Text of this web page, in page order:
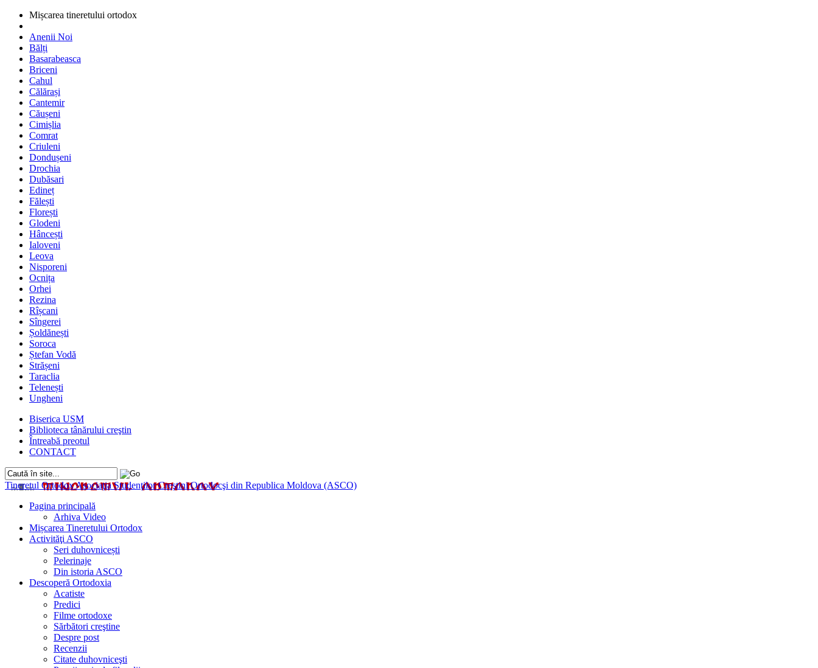
Mișcarea tineretului ortodox
Anenii Noi
Bălți
Basarabeasca
Briceni
Cahul
Călărași
Cantemir
Căușeni
Cimișlia
Comrat
Criuleni
Dondușeni
Drochia
Dubăsari
Edineț
Fălești
Florești
Glodeni
Hâncești
Ialoveni
Leova
Nisporeni
Ocnița
Orhei
Rezina
Rîșcani
Sîngerei
Șoldănești
Soroca
Ștefan Vodă
Strășeni
Taraclia
Telenești
Ungheni
Biserica USM
Biblioteca tânărului creştin
Întreabă preotul
CONTACT
Tineretul OrtodoxAsociaţia Studenţilor Creştini Ortodocşi din Republica Moldova (ASCO)
Pagina principală
Arhiva Video
Mișcarea Tineretului Ortodox
Activităţi ASCO
Seri duhovnicești
Pelerinaje
Din istoria ASCO
Descoperă Ortodoxia
Acatiste
Predici
Filme ortodoxe
Sărbători creştine
Despre post
Recenzii
Citate duhovniceşti